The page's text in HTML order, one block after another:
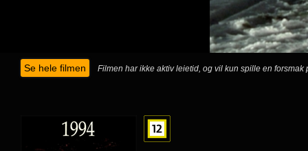
Se hele filmen Filmen har ikke aktiv leietid, og vil kun spille en forsmak